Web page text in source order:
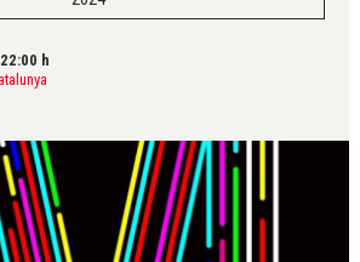
22:00 h